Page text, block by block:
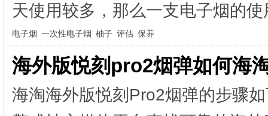
天使用较多，那么一支电子烟的
电子烟 一次性电子烟 柚子 评估 保养
海外版悦刻pro2烟弹如何海
海淘海外版悦刻Pro2烟弹的步骤